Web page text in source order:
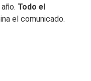
Todo el
el comunicado.